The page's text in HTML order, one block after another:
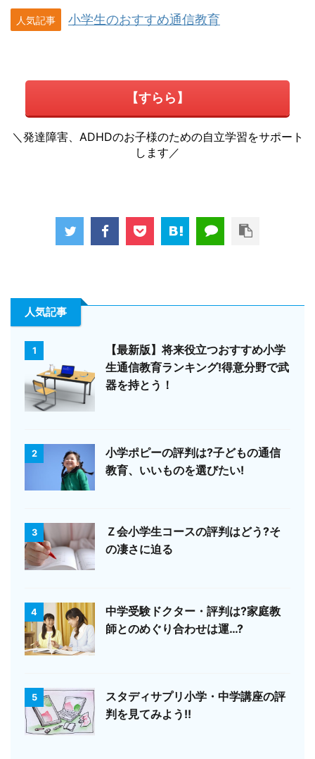
人気記事 小学生のおすすめ通信教育
【すらら】
＼発達障害、ADHDのお子様のための自立学習をサポート
します／
人気記事
1
【最新版】将来役立つおすすめ小学
生通信教育ランキング!得意分野で武
器を持とう！
2
小学ポピーの評判は?子どもの通信
教育、いいものを選びたい!
3
Ｚ会小学生コースの評判はどう?そ
の凄さに迫る
4
中学受験ドクター・評判は?家庭教
師とのめぐり合わせは運…?
5
スタディサプリ小学・中学講座の評
判を見てみよう!!